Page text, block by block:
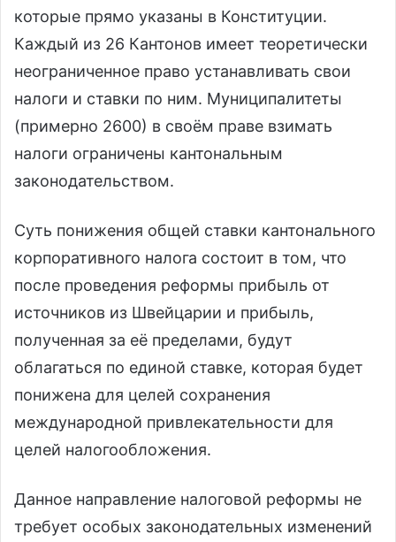
которые прямо указаны в Конституции.
Каждый из 26 Кантонов имеет теоретически
неограниченное право устанавливать свои
налоги и ставки по ним. Муниципалитеты
(примерно 2600) в своём праве взимать
налоги ограничены кантональным
законодательством.
Суть понижения общей ставки кантонального
корпоративного налога состоит в том, что
после проведения реформы прибыль от
источников из Швейцарии и прибыль,
полученная за её пределами, будут
облагаться по единой ставке, которая будет
понижена для целей сохранения
международной привлекательности для
целей налогообложения.
Данное направление налоговой реформы не
требует особых законодательных изменений